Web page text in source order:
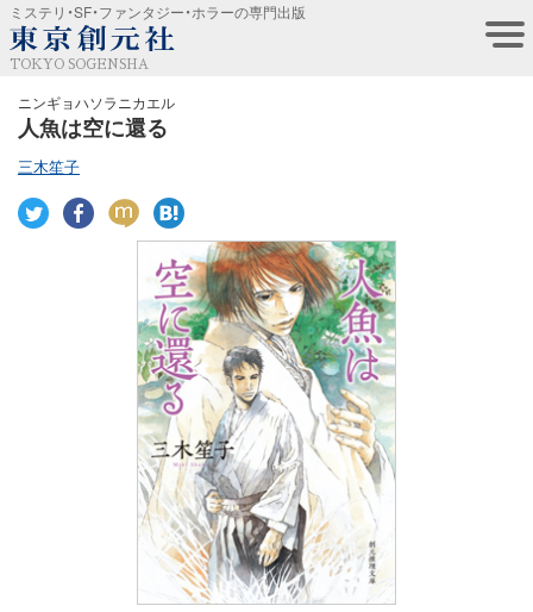
ミステリ・SF・ファンタジー・ホラーの専門出版
TOKYO SOGENSHA
ニンギョハソラニカエル
人魚は空に還る
三木笙子